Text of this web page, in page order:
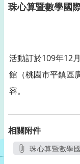
珠心算暨數學國
活動訂於109年12
館（桃園市平鎮區
容。
相關附件
珠心算暨數學